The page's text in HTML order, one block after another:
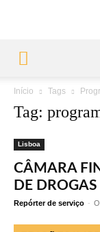
Início Tags
Tag:
Lisboa
CÂMARA
DE DROGAS
Repórter de serviço -